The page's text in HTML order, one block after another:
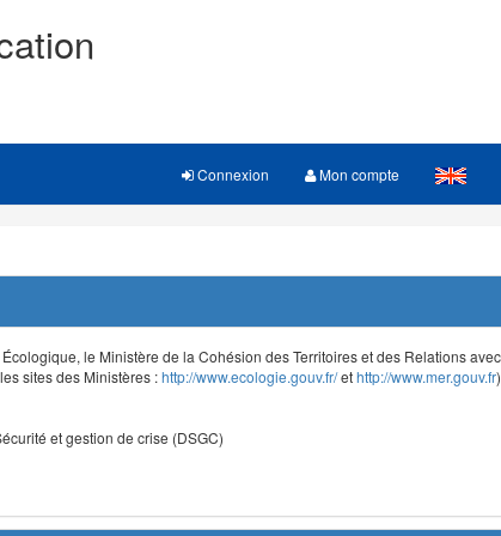
Connexion Mon compte
le Ministère de la Cohésion des Territoires et des Relations
sites des Ministères :http://www.ecologie.gouv.fr/ethttp://www.mer.gouv.fr
et gestion de crise (DSGC)